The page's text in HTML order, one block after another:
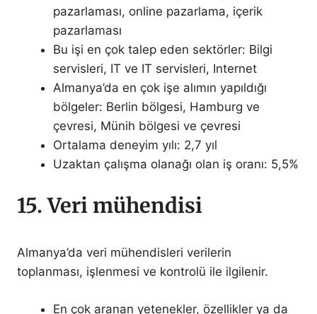
pazarlaması, online pazarlama, içerik
pazarlaması
Bu işi en çok talep eden sektörler: Bilgi
servisleri, IT ve IT servisleri, Internet
Almanya’da en çok işe alımın yapıldığı
bölgeler: Berlin bölgesi, Hamburg ve
çevresi, Münih bölgesi ve çevresi
Ortalama deneyim yılı: 2,7 yıl
Uzaktan çalışma olanağı olan iş oranı: 5,5%
15. Veri mühendisi
Almanya’da veri mühendisleri verilerin
toplanması, işlenmesi ve kontrolü ile ilgilenir.
En çok aranan yetenekler, özellikler ya da